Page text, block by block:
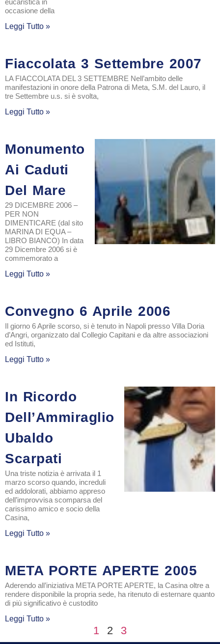
eucaristica in
occasione della
Leggi Tutto »
Fiaccolata 3 Settembre 2007
LA FIACCOLATA DEL 3 SETTEMBRE Nell’ambito delle
manifestazioni in onore della Patrona di Meta, S.M. del Lauro, il
tre Settembre u.s. si è svolta,
Leggi Tutto »
Monumento
Ai Caduti
Del Mare
29 DICEMBRE 2006 –
PER NON
DIMENTICARE (dal sito
MARINA DI EQUA –
LIBRO BIANCO) In data
29 Dicembre 2006 si è
commemorato a
Leggi Tutto »
Convegno 6 Aprile 2006
Il giorno 6 Aprile scorso, si è tenuto in Napoli presso Villa Doria
d’Angri, organizzato dal Collegio Capitani e da altre associazioni
ed Istituti,
Leggi Tutto »
In Ricordo
Dell’Ammiraglio
Ubaldo
Scarpati
Una triste notizia è arrivata il 1
marzo scorso quando, increduli
ed addolorati, abbiamo appreso
dell’improvvisa scomparsa del
carissimo amico e socio della
Casina,
Leggi Tutto »
META PORTE APERTE 2005
Aderendo all’iniziativa META PORTE APERTE, la Casina oltre a
rendere disponibile la propria sede, ha ritenuto di esternare quanto
di più significativo è custodito
Leggi Tutto »
1 2 3